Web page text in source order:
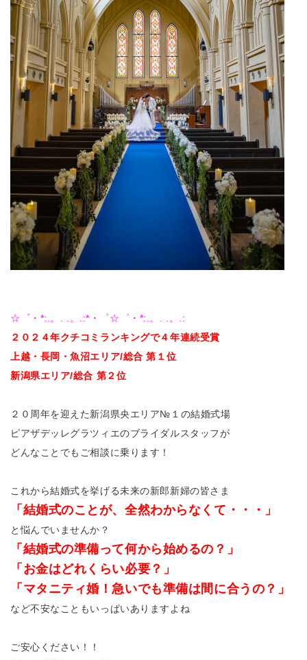
☆゜・*:.。. .。.:*・゜☆゜・*:.。. .。.:
２０２４年クチコミランキングで４年連続受賞
上越・長岡・魚沼エリア/総合 第１位
新潟県エリア/総合 第２位
２０周年を迎えた新潟県央エリア№１の結婚式場
ピアザデッレグラツィエのブライダルスタッフが
どんなことでもご相談に乗ります！
これから結婚式を挙げる未来の新郎新婦の皆さま
「結婚式のことが、全然わからなくて・・・」
と悩んでいませんか？
「結婚式の準備って何から始めるの？」
「お金はどれくらい必要？」
「マタニティ婚！急いでも準備は間に合うの？」
など不安なこともいっぱいありますよね
ご安心ください！！